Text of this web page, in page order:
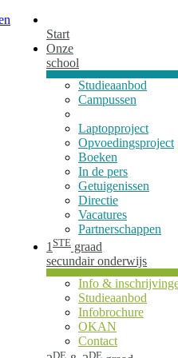
Start
Onze
school
Studieaanbod
Campussen
Laptopproject
Opvoedingsproject
Boeken
In de pers
Getuigenissen
Directie
Vacatures
Partnerschappen
1 STE graad
secundair onderwijs
Info &
Studieaanbod
Infobrochure
OKAN
Contact
DE DE